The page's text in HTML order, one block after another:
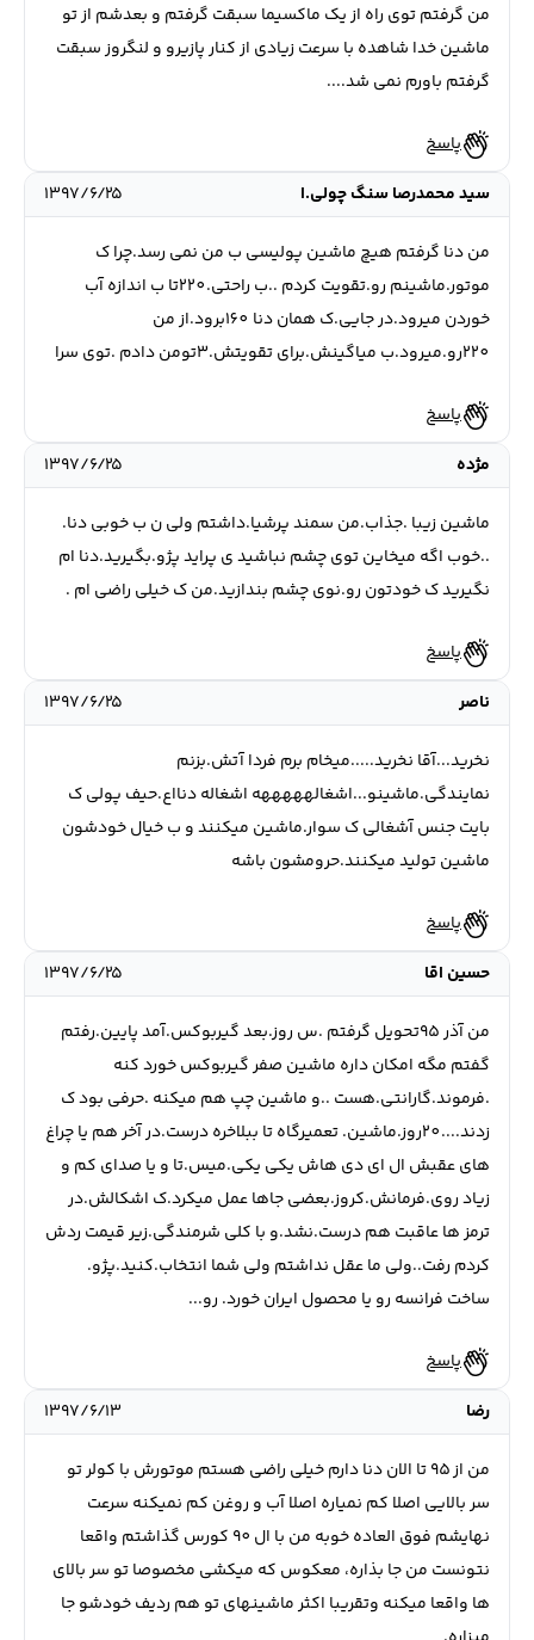
من گرفتم توی راه از یک ماکسیما سبقت گرفتم و بعدشم از تو
ماشین خدا شاهده با سرعت زیادی از کنار پازيرو و لنگروز سبقت
گرفتم باورم نمی شد....
پاسخ
سید محمدرصا سنگ چولی.ا
۱۳۹۷/۶/۲۵
من دنا گرفتم هیچ ماشین پوليسي ب من نمی رسد.چرا ک
موتور.ماشینم رو.تقویت کردم ..ب راحتی.220تا ب اندازه آب
خوردن میرود.در جایی.ک همان دنا 160برود.از من
220رو.میرود.ب مياگينش.برای تقويتش.3تومن دادم .توی سرا
پاسخ
مژده
۱۳۹۷/۶/۲۵
ماشین زیبا .جذاب.من سمند پرشیا.داشتم ولی ن ب خوبی دنا.
..خوب اگه ميخاين توی چشم نباشید ی پراید پژو.بگیرید.دنا ام
نگیرید ک خودتون رو.نوی چشم بندازيد.من ک خیلی راضی ام .
پاسخ
ناصر
۱۳۹۷/۶/۲۵
نخرید...آقا نخرید.....ميخام برم فردا آتش.بزنم
نمایندگی.ماشینو...اشغالهههههه اشغاله دنااع.حیف پولی ک
بایت جنس آشغالی ک سوار.ماشین میکنند و ب خیال خودشون
ماشین تولید میکنند.حرومشون باشه
پاسخ
حسین اقا
۱۳۹۷/۶/۲۵
من آذر 95تحويل گرفتم .س روز.بعد گيربوکس.آمد پایین.رفتم
گفتم مگه امکان داره ماشین صفر گيربوکس خورد کنه
.فرموند.گارانتی.هست ..و ماشین چپ هم میکنه .حرفی بود ک
زدند....20روز.ماشین. تعمیرگاه تا ببلاخره درست.در آخر هم یا چراغ
های عقبش ال ای دی هاش یکی یکی.میس.تا و یا صدای کم و
زیاد روی.فرمانش.کروز.بعضی جاها عمل میکرد.ک اشکالش.در
ترمز ها عاقبت هم درست.نشد.و با کلی شرمندگی.زیر قیمت ردش
کردم رفت..ولی ما عقل نداشتم ولی شما انتخاب.کنید.پژو.
ساخت فرانسه رو یا محصول ایران خورد. رو...
پاسخ
رضا
۱۳۹۷/۶/۱۳
من از ٩٥ تا الان دنا دارم خيلى راضى هستم موتورش با كولر تو
سر بالايى اصلا كم نمياره اصلا آب و روغن كم نميكنه سرعت
نهايشم فوق العاده خوبه من با ال ٩٠ كورس گذاشتم واقعا
نتونست من جا بذاره، معكوس كه ميكشى مخصوصا تو سر بالاي
ها واقعا ميكنه وتقريبا اكثر ماشينهاى تو هم رديف خودشو جا